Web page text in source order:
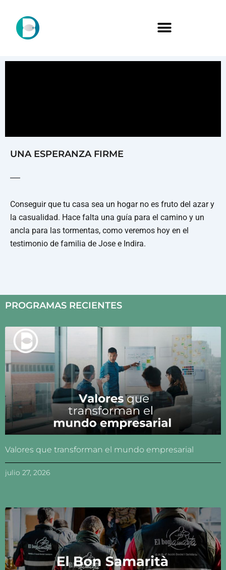
UNA ESPERANZA FIRME
Conseguir que tu casa sea un hogar no es fruto del azar y
la casualidad. Hace falta una guía para el camino y un
ancla para las tormentas, como veremos hoy en el
testimonio de familia de Jose e Indira.
PROGRAMAS RECIENTES
Valores que transforman el mundo empresarial
julio 27, 2026